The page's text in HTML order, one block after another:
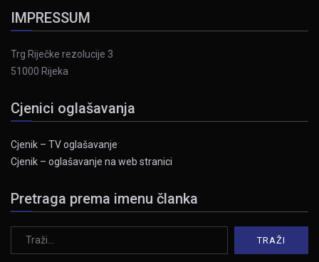
IMPRESSUM
Trg Riječke rezolucije 3
51000 Rijeka
Cjenici oglašavanja
Cjenik – TV oglašavanje
Cjenik – oglašavanje na web stranici
Pretraga prema imenu članka